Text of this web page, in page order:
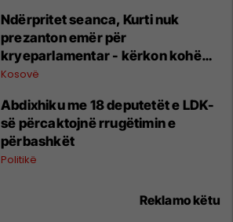
Ndërpritet seanca, Kurti nuk
prezanton emër për
kryeparlamentar - kërkon kohë
shtesë për marrëveshje politike
Kosovë
Abdixhiku me 18 deputetët e LDK-
së përcaktojnë rrugëtimin e
përbashkët
Politikë
Reklamo këtu